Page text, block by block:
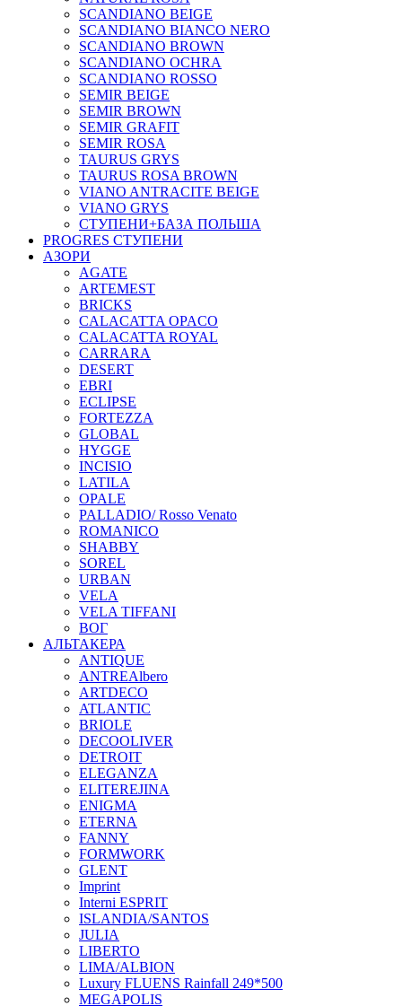
SCANDIANO BEIGE
SCANDIANO BIANCO NERO
SCANDIANO BROWN
SCANDIANO OCHRA
SCANDIANO ROSSO
SEMIR BEIGE
SEMIR BROWN
SEMIR GRAFIT
SEMIR ROSA
TAURUS GRYS
TAURUS ROSA BROWN
VIANO ANTRACITE BEIGE
VIANO GRYS
СТУПЕНИ+БАЗА ПОЛЬША
PROGRES СТУПЕНИ
АЗОРИ
AGATE
ARTEMEST
BRICKS
CALACATTA OPACO
CALACATTA ROYAL
CARRARA
DESERT
EBRI
ECLIPSE
FORTEZZA
GLOBAL
HYGGE
INCISIO
LATILA
OPALE
PALLADIO/ Rosso Venato
ROMANICO
SHABBY
SOREL
URBAN
VELA
VELA TIFFANI
ВОГ
АЛЬТАКЕРА
ANTIQUE
ANTREAlbero
ARTDECO
ATLANTIC
BRIOLE
DECOOLIVER
DETROIT
ELEGANZA
ELITEREJINA
ENIGMA
ETERNA
FANNY
FORMWORK
GLENT
Imprint
Interni ESPRIT
ISLANDIA/SANTOS
JULIA
LIBERTO
LIMA/ALBION
Luxury FLUENS Rainfall 249*500
MEGAPOLIS